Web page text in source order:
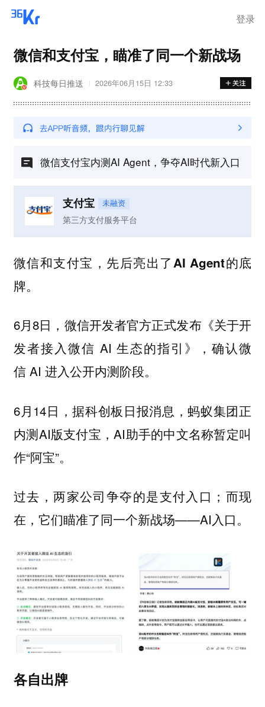
登录
微信和支付宝，瞄准了同一个新战场
科技每日推送 2026年06月15日 12:33
微信支付宝内测AI Agent，争夺AI时代新入口
支付宝 未融资
第三方支付服务平台
微信和支付宝，先后亮出了AI Agent的底
牌。
6月8日，微信开发者官方正式发布《关于开
发者接入微信 AI 生态的指引》，确认微
信 AI 进入公开内测阶段。
6月14日，据科创板日报消息，蚂蚁集团正
内测AI版支付宝，AI助手的中文名称暂定叫
作“阿宝”。
过去，两家公司争夺的是支付入口；而现
在，它们瞄准了同一个新战场——AI入口。
各自出牌